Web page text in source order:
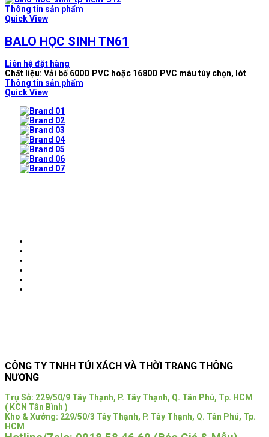
Thông tin sản phẩm
Quick View
BALO HỌC SINH TN61
Liên hệ đặt hàng
Chất liệu: Vải bố 600D PVC hoặc 1680D PVC màu tùy chọn, lót
Thông tin sản phẩm
Quick View
CÔNG TY TNHH TÚI XÁCH VÀ THỜI TRANG THÔNG
NƯƠNG
Trụ Sở: 229/50/9 Tây Thạnh, P. Tây Thạnh, Q. Tân Phú, Tp. HCM
( KCN Tân Bình )
Kho & Xưởng: 229/50/3 Tây Thạnh, P. Tây Thạnh, Q. Tân Phú, Tp.
HCM